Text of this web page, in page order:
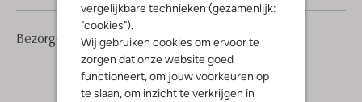
vergelijkbare technieken (gezamenlijk:
"cookies").
Wij gebruiken cookies om ervoor te
zorgen dat onze website goed
functioneert, om jouw voorkeuren op
te slaan, om inzicht te verkrijgen in
Bezorgen & retourneren